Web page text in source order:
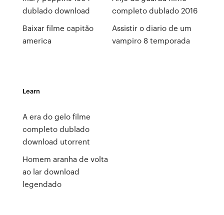
dublado download
Baixar filme capitão
america
completo dublado 2016
Assistir o diario de um
vampiro 8 temporada
Learn
A era do gelo filme
completo dublado
download utorrent
Homem aranha de volta
ao lar download
legendado